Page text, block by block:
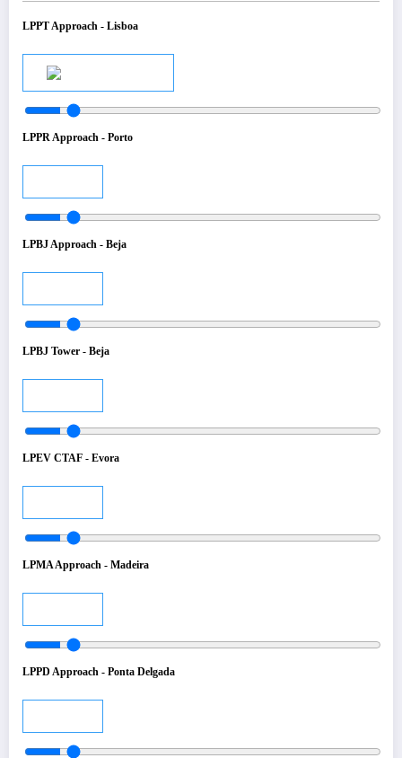
LPPT Approach - Lisboa
LPPR Approach - Porto
LPBJ Approach - Beja
LPBJ Tower - Beja
LPEV CTAF - Evora
LPMA Approach - Madeira
LPPD Approach - Ponta Delgada